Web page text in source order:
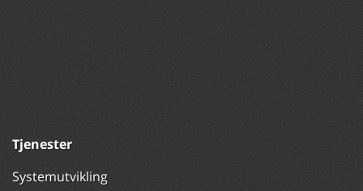
Tjenester
Systemutvikling